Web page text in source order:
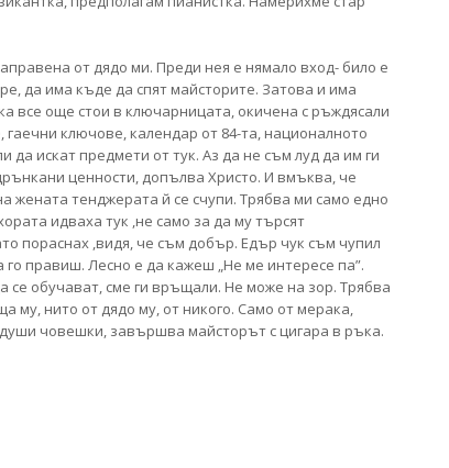
от дядо ми. Преди нея е нямало вход- било е
да има къде да спят майсторите. Затова и има
все още стои в ключарницата, окичена с ръждясали
ключове, календар от 84-та, националното
искат предмети от тук. Аз да не съм луд да им ги
ценности, допълва Христо. И вмъква, че
жената тенджерата й се счупи. Трябва ми само едно
идваха тук ,не само за да му търсят
пораснах ,видя, че съм добър. Едър чук съм чупил
правиш. Лесно е да кажеш „Не ме интересе па”.
обучават, сме ги връщали. Не може на зор. Трябва
му, нито от дядо му, от никого. Само от мерака,
човешки, завършва майсторът с цигара в ръка.